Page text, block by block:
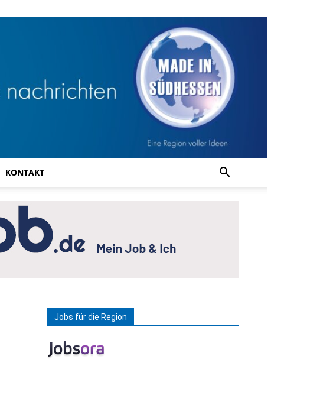
KONTAKT
Jobs für die Region